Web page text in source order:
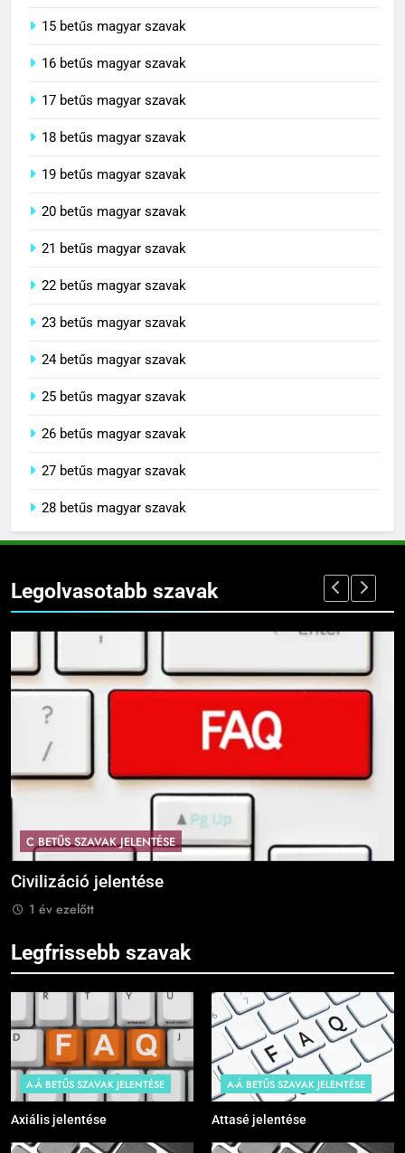
15 betűs magyar szavak
16 betűs magyar szavak
17 betűs magyar szavak
18 betűs magyar szavak
19 betűs magyar szavak
20 betűs magyar szavak
21 betűs magyar szavak
22 betűs magyar szavak
23 betűs magyar szavak
24 betűs magyar szavak
25 betűs magyar szavak
26 betűs magyar szavak
27 betűs magyar szavak
28 betűs magyar szavak
Legolvasotabb szavak
C BETŰS SZAVAK JELENTÉSE
Civilizáció jelentése
1 év ezelőtt
Legfrissebb szavak
A-Á BETŰS SZAVAK JELENTÉSE
Axiális jelentése
A-Á BETŰS SZAVAK JELENTÉSE
Attasé jelentése